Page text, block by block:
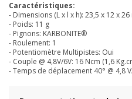
Caractéristiques:
- Dimensions (L x l x h): 23,5 x 12 x 26
- Poids: 11 g
- Pignons: KARBONITE®
- Roulement: 1
- Potentiomètre Multipistes: Oui
- Couple @ 4,8V/6V: 16 Ncm (1,6
- Temps de déplacement 40° @ 4,8